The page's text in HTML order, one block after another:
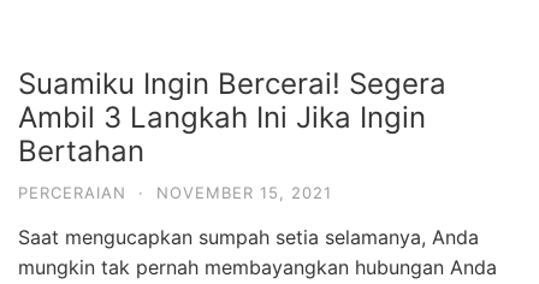
Suamiku Ingin Bercerai! Segera
Ambil 3 Langkah Ini Jika Ingin
Bertahan
PERCERAIAN · NOVEMBER 15, 2021
Saat mengucapkan sumpah setia selamanya, Anda
mungkin tak pernah membayangkan hubungan Anda